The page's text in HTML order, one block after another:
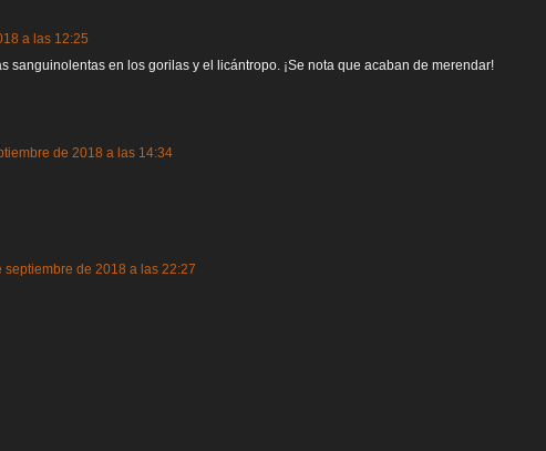
a las 12:25
sanguinolentas en los gorilas y el licántropo. ¡Se nota que acaban de merendar!
de 2018 a las 14:34
septiembre de 2018 a las 22:27